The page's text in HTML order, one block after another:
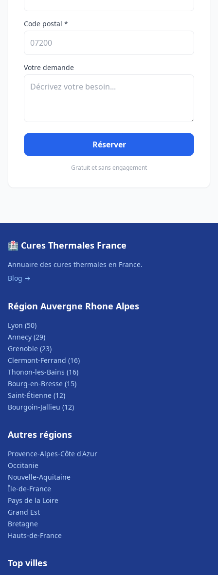
Code postal *
Votre demande
Réserver
Gratuit et sans engagement
🏥 Cures Thermales France
Annuaire des cures thermales en France.
Blog →
Région Auvergne Rhone Alpes
Lyon (50)
Annecy (29)
Grenoble (23)
Clermont-Ferrand (16)
Thonon-les-Bains (16)
Bourg-en-Bresse (15)
Saint-Étienne (12)
Bourgoin-Jallieu (12)
Autres régions
Provence-Alpes-Côte d'Azur
Occitanie
Nouvelle-Aquitaine
Île-de-France
Pays de la Loire
Grand Est
Bretagne
Hauts-de-France
Top villes